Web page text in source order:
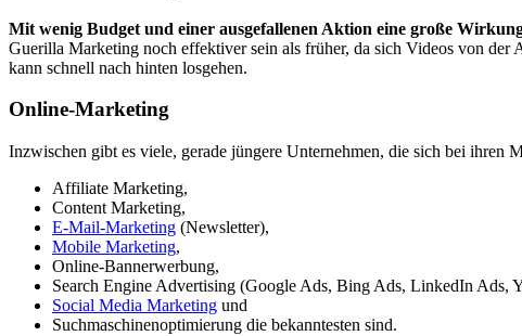
Mit wenig Budget und einer ausgefallenen Aktion eine große
Guerilla Marketing noch effektiver sein als früher, da sich Videos von
kann schnell nach hinten losgehen.
Online-Marketing
Inzwischen gibt es viele, gerade jüngere Unternehmen, die sich bei ihren
Affiliate Marketing,
Content Marketing,
E-Mail-Marketing (Newsletter),
Mobile Marketing,
Online-Bannerwerbung,
Search Engine Advertising (Google Ads, Bing Ads, LinkedIn Ads,
Social Media Marketing und
Suchmaschinenoptimierung die bekanntesten sind.